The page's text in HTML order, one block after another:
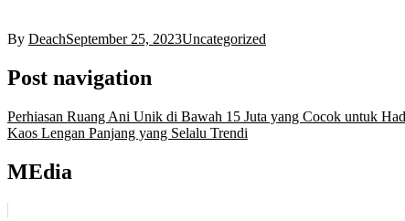
By DeachSeptember 25, 2023Uncategorized
Post navigation
Perhiasan Ruang Ani Unik di Bawah 15 Juta yang Cocok untuk
Kaos Lengan Panjang yang Selalu Trendi
MEdia